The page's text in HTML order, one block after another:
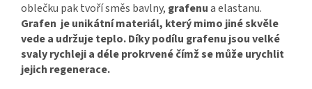
oblečku pak tvoří směs bavlny, grafenua elastanu.
Grafen je unikátní materiál, který mimo jiné skvěle
vede a udržuje teplo.Díky podílu grafenu jsou velké
svaly rychleji a déle prokrvené čímž se může urychlit
jejich regenerace.